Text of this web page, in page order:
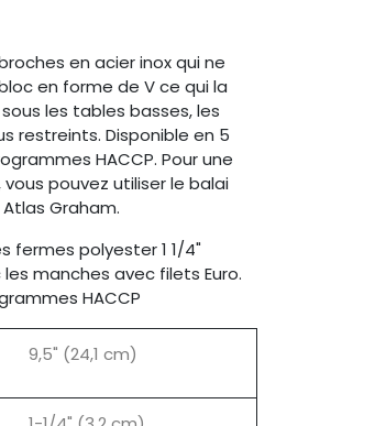
en acier inox qui ne
en forme de V ce qui la
les tables basses, les
restreints. Disponible en 5
HACCP. Pour une
pouvez utiliser le balai
Graham.
fermes polyester 1 1/4"
manches avec filets Euro.
HACCP
9,5" (24,1 cm)